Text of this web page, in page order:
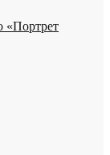
«Портрет